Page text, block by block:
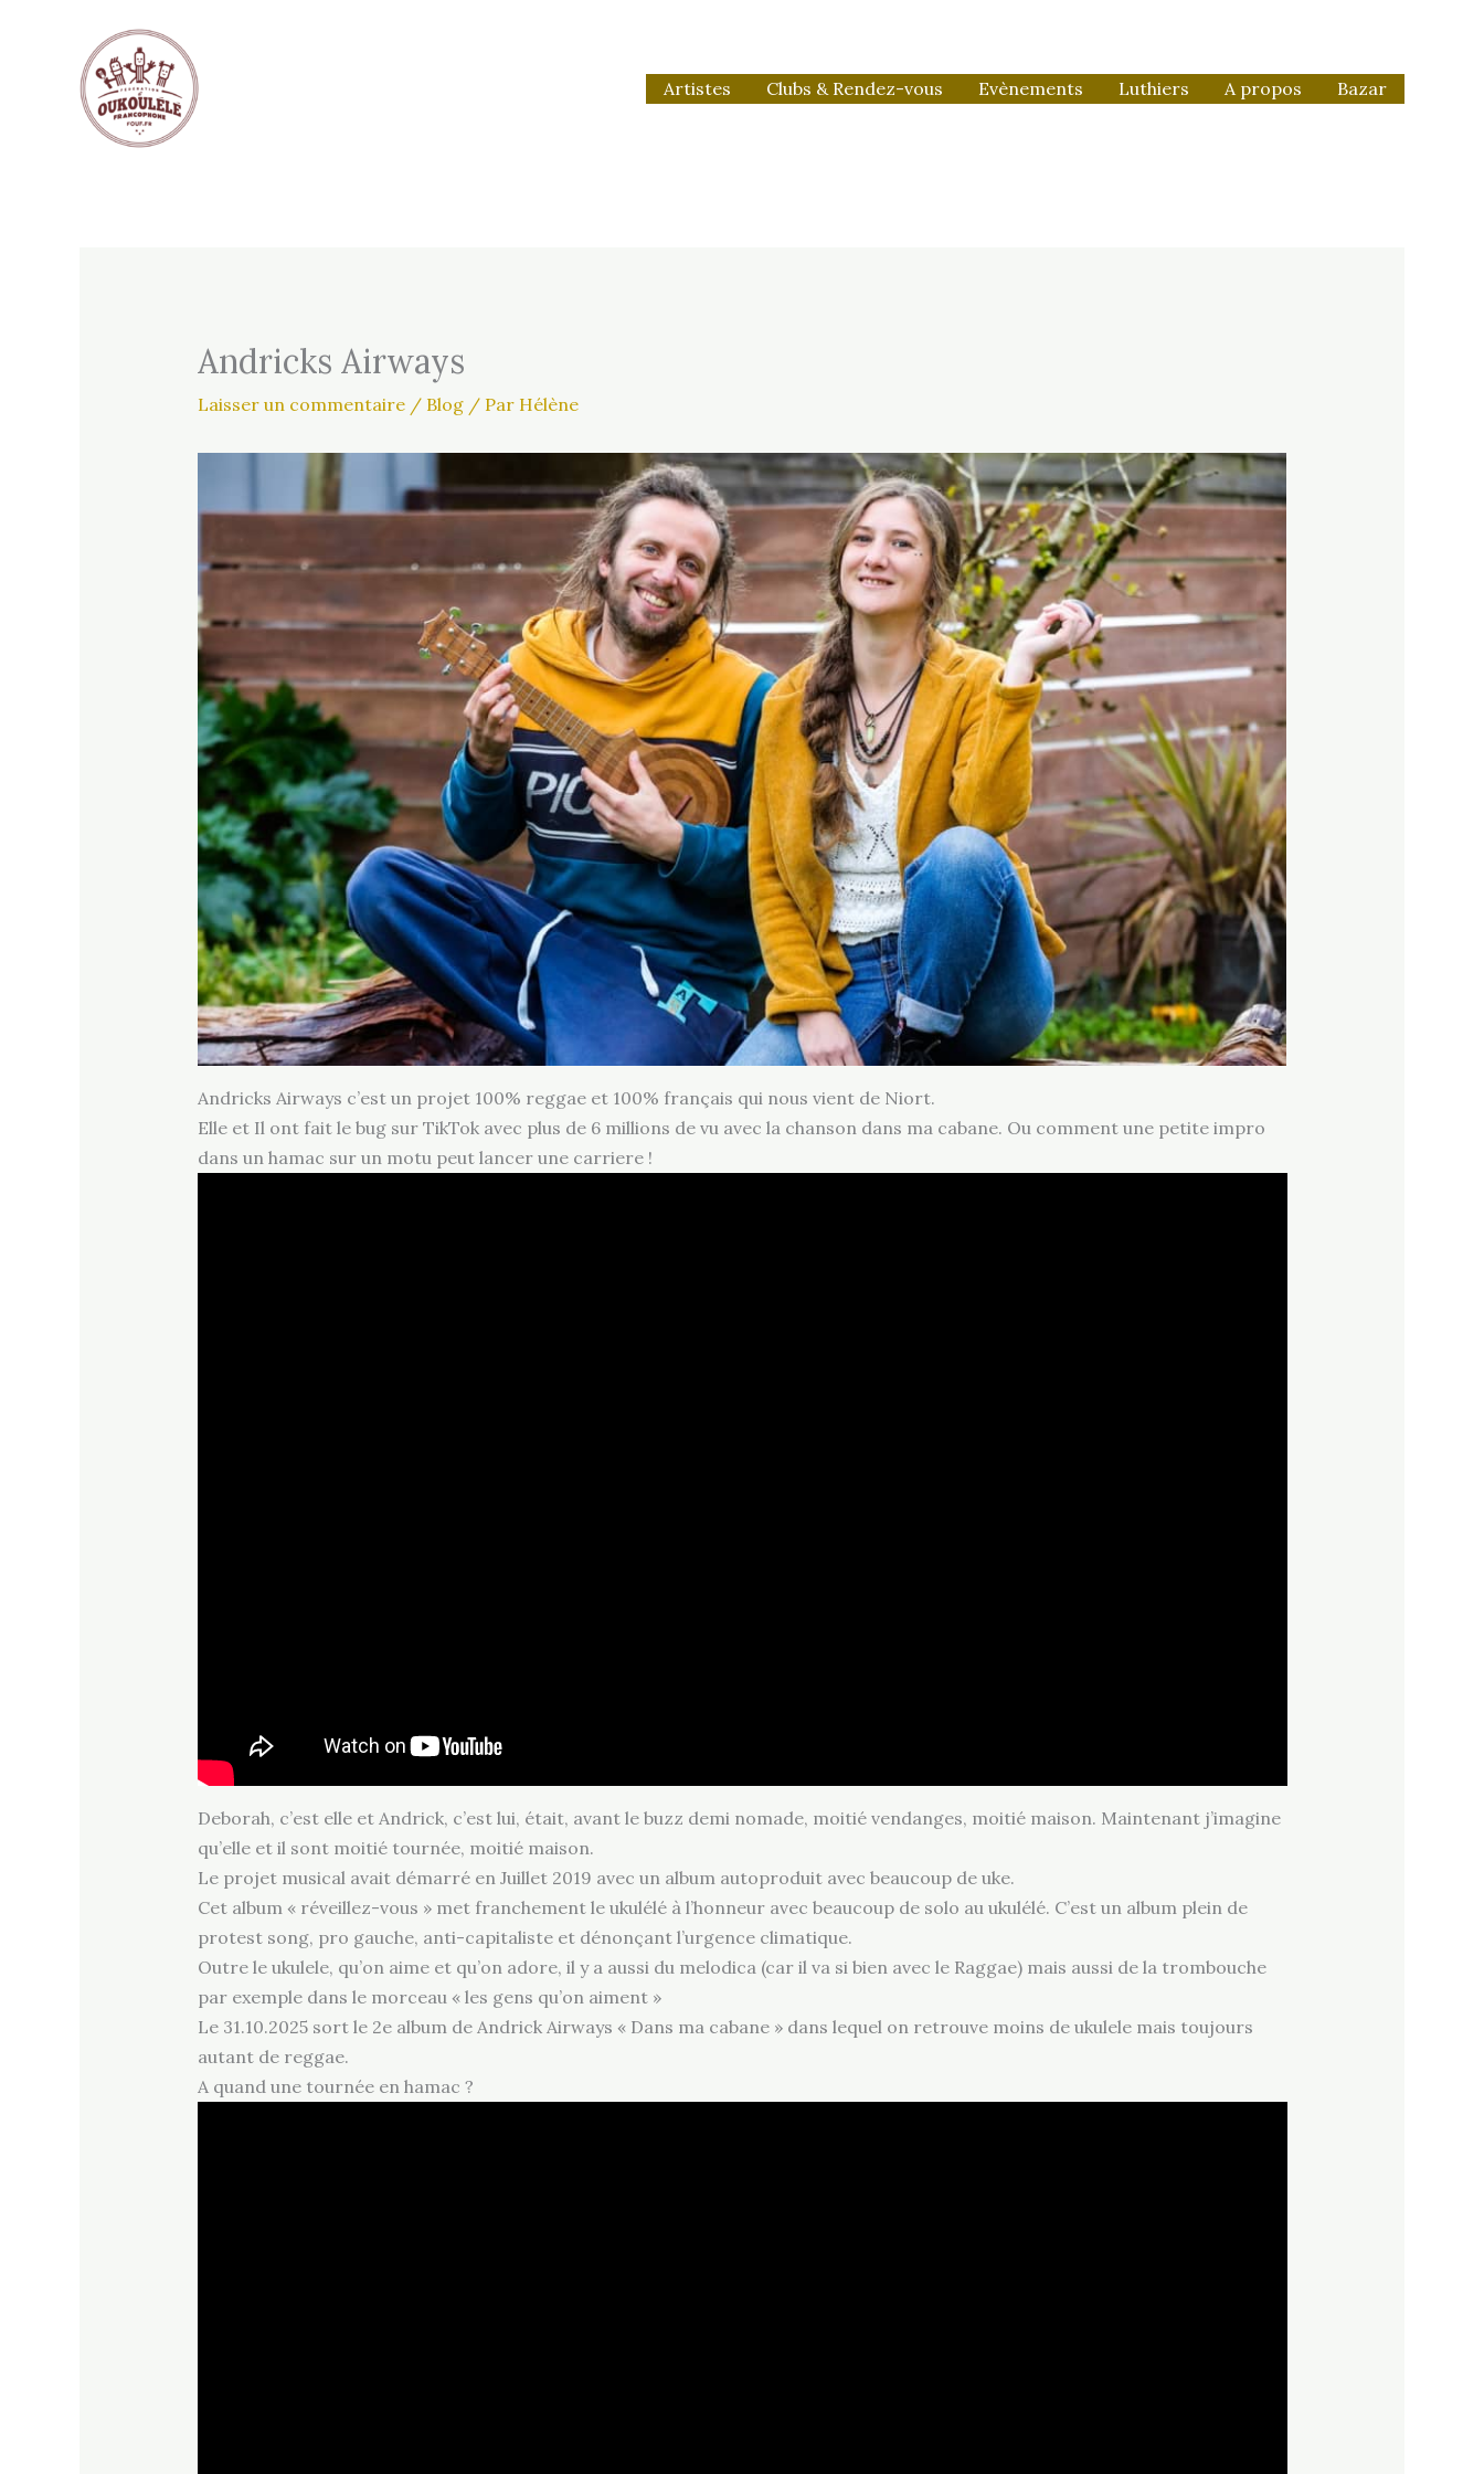
Artistes Clubs & Rendez-vous Evènements Luthiers A propos Bazar
Andricks Airways
Laisser un commentaire / Blog/ Par Hélène
Andricks Airways c’est un projet 100% reggae et 100% français qui nous vient de Niort.
Elle et Il ont fait le bug sur TikTok avec plus de 6 millions de vu avec la chanson dans ma cabane. Ou comment une petite impro
dans un hamac sur un motu peut lancer une carriere !
Deborah, c’est elle et Andrick, c’est lui, était, avant le buzz demi nomade, moitié vendanges, moitié maison. Maintenant j’imagine
qu’elle et il sont moitié tournée, moitié maison.
Le projet musical avait démarré en Juillet 2019 avec un album autoproduit avec beaucoup de uke.
Cet album « réveillez-vous » met franchement le ukulélé à l’honneur avec beaucoup de solo au ukulélé. C’est un album plein de
protest song, pro gauche, anti-capitaliste et dénonçant l’urgence climatique.
Outre le ukulele, qu’on aime et qu’on adore, il y a aussi du melodica (car il va si bien avec le Raggae) mais aussi de la trombouche
par exemple dans le morceau « les gens qu’on aiment »
Le 31.10.2025 sort le 2e album de Andrick Airways « Dans ma cabane » dans lequel on retrouve moins de ukulele mais toujours
autant de reggae.
A quand une tournée en hamac ?